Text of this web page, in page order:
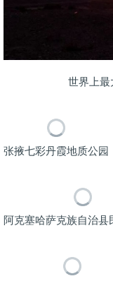
世界上
张掖七彩丹霞地质公园
阿克塞哈萨克族自治县